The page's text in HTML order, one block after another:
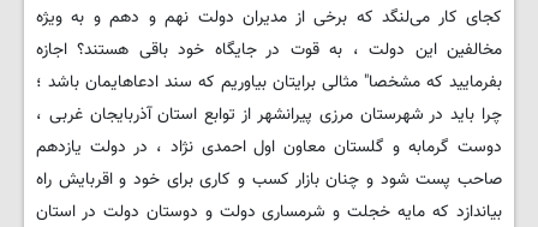
کجای کار می‌لنگد که برخی از مدیران دولت نهم و دهم و به ویژه
مخالفین این دولت ، به قوت در جایگاه خود باقی هستند؟ اجازه
بفرمایید که مشخصا" مثالی برایتان بیاوریم که سند ادعاهایمان باشد ؛
چرا باید در شهرستان مرزی پیرانشهر از توابع استان آذربایجان غربی ،
دوست گرمابه و گلستان معاون اول احمدی نژاد ، در دولت یازدهم
صاحب پست شود و چنان بازار کسب و کاری برای خود و اقربایش راه
بیاندازد که مایه خجلت و شرمساری دولت و دوستان دولت در استان